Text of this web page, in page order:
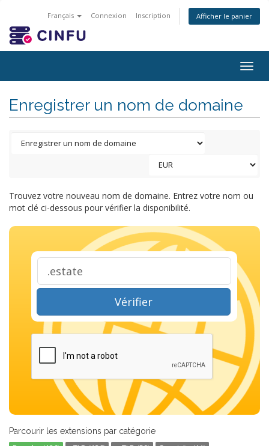
Français Connexion Inscription Afficher le panier
Enregistrer un nom de domaine
Trouvez votre nouveau nom de domaine. Entrez votre nom ou
mot clé ci-dessous pour vérifier la disponibilité.
Vérifier
Parcourir les extensions par catégorie